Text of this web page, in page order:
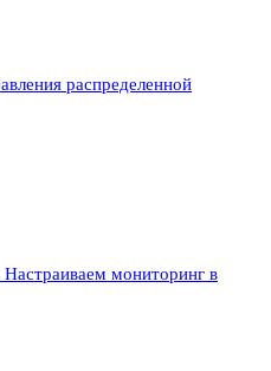
распределенной
мониторинг в